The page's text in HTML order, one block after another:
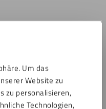
Um das
Website zu
zu personalisieren,
Technologien,